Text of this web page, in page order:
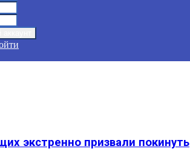
экстренно призвали покинуть